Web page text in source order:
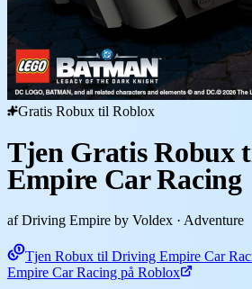
Gratis Robux til Roblox
Tjen Gratis Robux
Empire Car Racing
af Driving Empire by Voldex · Adventure
Tjen Robux til Driving Empire Car
Empire Car Racing på Roblox